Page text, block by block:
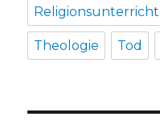
Religionsunterricht
Theologie Tod